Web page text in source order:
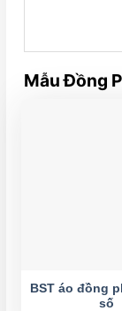
Mẫu Đồng
BST áo đồng
số